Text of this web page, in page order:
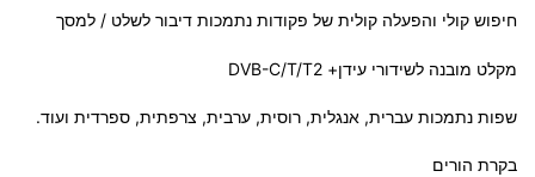
חיפוש קולי והפעלה קולית של פקודות נתמכות דיבור לשלט / למסך
מקלט מובנה לשידורי עידן+ DVB-C/T/T2
שפות נתמכות עברית, אנגלית, רוסית, ערבית, צרפתית, ספרדית ועוד.
בקרת הורים